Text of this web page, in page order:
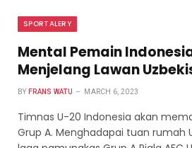
SPORTALERY
Mental Pemain
Menjelang Lawan
BY FRANS WATU MARCH 6, 2023
Timnas U-20 Indonesia akan
Grup A. Menghadapai tuan rumah